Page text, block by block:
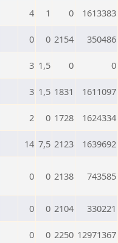
4 1 0 1613383
0 0 2154 350486
3 1,5 0 0
3 1,5 1831 1611097
2 0 1728 1624334
14 7,5 2123 1639692
0 0 2138 743585
0 0 2104 330221
0 0 2250 12971367